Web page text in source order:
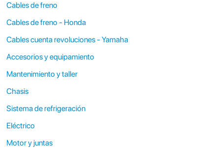
Cables de freno
Cables de freno - Honda
Cables cuenta revoluciones - Yamaha
Accesorios y equipamiento
Mantenimiento y taller
Chasis
Sistema de refrigeración
Eléctrico
Motor y juntas